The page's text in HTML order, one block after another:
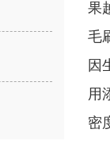
果
毛
因
用
密